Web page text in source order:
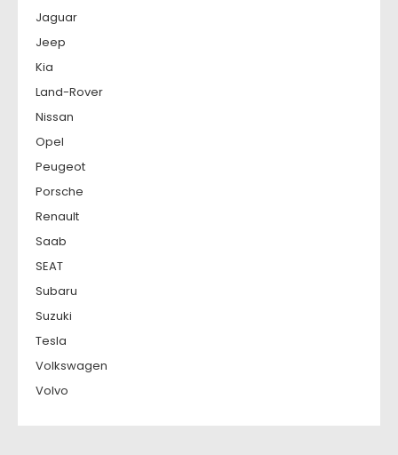
Jaguar
Jeep
Kia
Land-Rover
Nissan
Opel
Peugeot
Porsche
Renault
Saab
SEAT
Subaru
Suzuki
Tesla
Volkswagen
Volvo